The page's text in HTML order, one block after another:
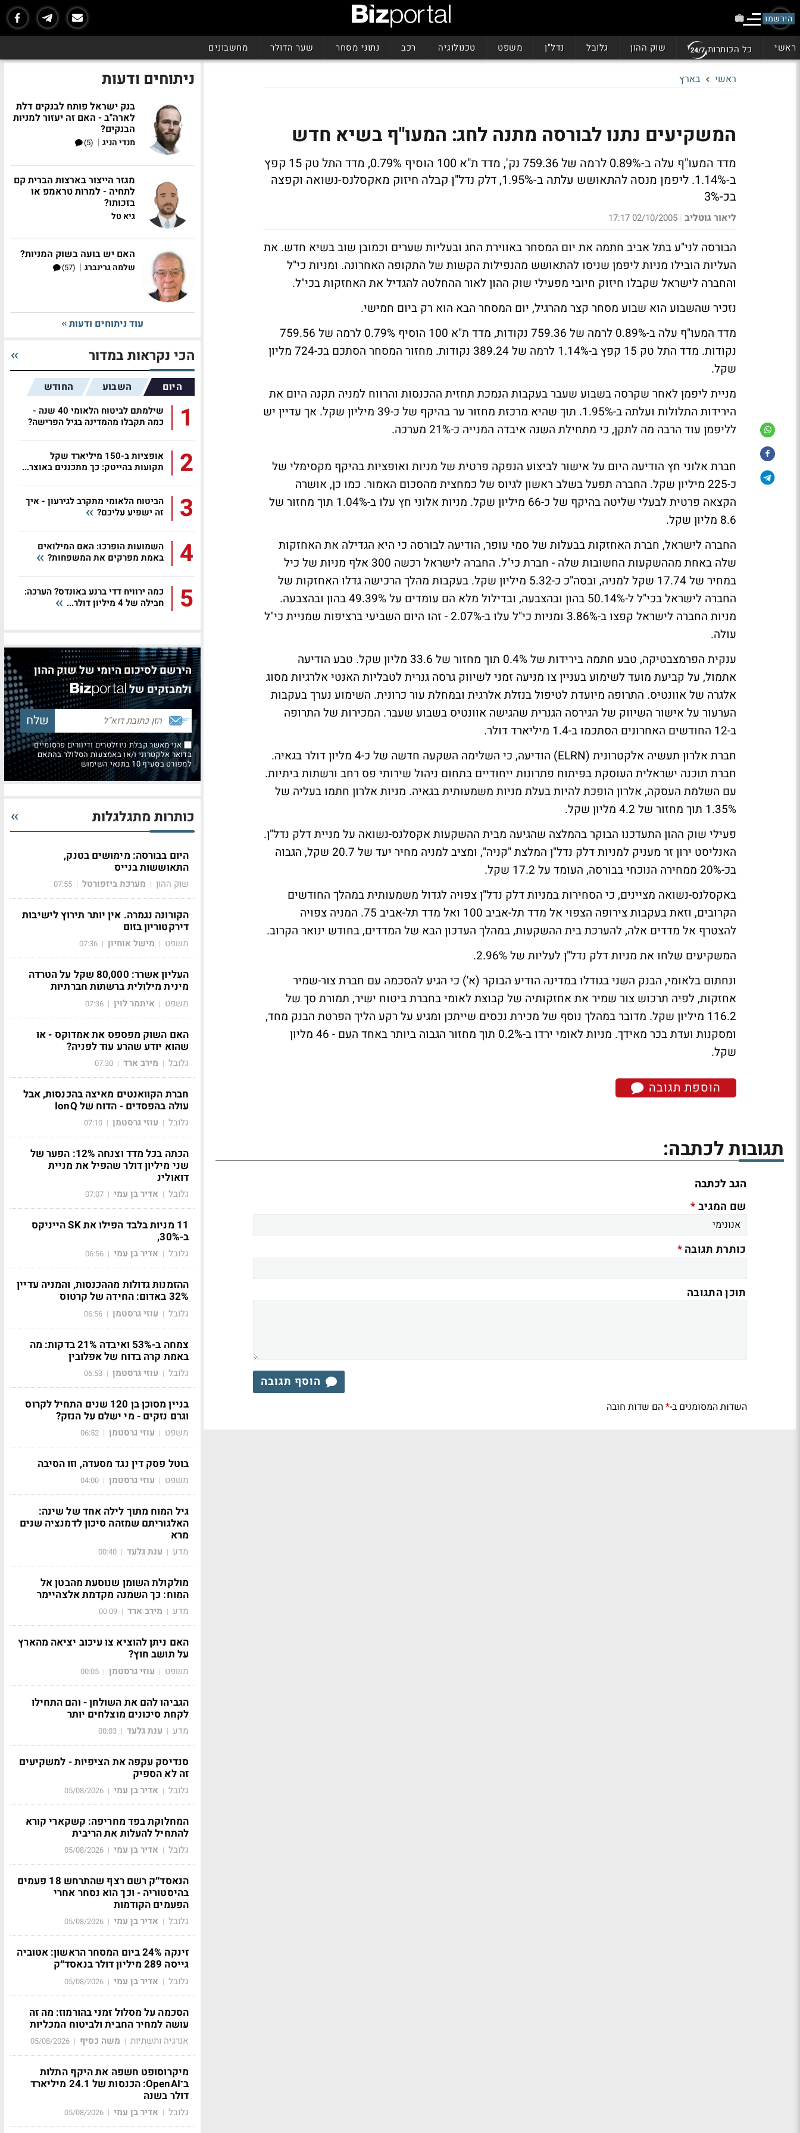
הירשמו
ראשי כל הכותרות שוק ההון גלובל נדל"ן משפט טכנולוגיה רכב נתוני מסחר שער הדולר מחשבונים
ראשי בארץ
המשקיעים נתנו לבורסה מתנה לחג: המעו"ף בשיא חדש
מדד המעו"ף עלה ב-0.89% לרמה של 759.36 נק', מדד ת"א 100 הוסיף 0.79%, מדד התל טק 15 קפץ
ב-1.14%. ליפמן מנסה להתאושש עלתה ב-1.95%, דלק נדל"ן קבלה חיזוק מאקסלנס-נשואה וקפצה
בכ-3%
ליאור גוטליב |
02/10/2005 17:17
הבורסה לני"ע בתל אביב חתמה את יום המסחר באווירת החג ובעליות שערים וכמובן שוב בשיא חדש. את
העליות הובילו מניות ליפמן שניסו להתאושש מהנפילות הקשות של התקופה האחרונה. ומניות כי"ל
והחברה לישראל שקבלו חיזוק חיובי מפעילי שוק ההון לאור ההחלטה להגדיל את האחזקות בכי"ל.
נזכיר שהשבוע הוא שבוע מסחר קצר מהרגיל, יום המסחר הבא הוא רק ביום חמישי.
מדד המעו"ף עלה ב-0.89% לרמה של 759.36 נקודות, מדד ת"א 100 הוסיף 0.79% לרמה של 759.56
נקודות. מדד התל טק 15 קפץ ב-1.14% לרמה של 389.24 נקודות. מחזור המסחר הסתכם בכ-724 מליון
שקל.
מניית ליפמן לאחר שקרסה בשבוע שעבר בעקבות הנמכת תחזית ההכנסות והרווח למניה תקנה היום את
הירידות התלולות ועלתה ב-1.95%. תוך שהיא מרכזת מחזור ער בהיקף של כ-39 מיליון שקל. אך עדיין יש
לליפמן עוד הרבה מה לתקן, כי מתחילת השנה איבדה המנייה כ-21% מערכה.
חברת אלוני חץ הודיעה היום על אישור לביצוע הנפקה פרטית של מניות ואופציות בהיקף מקסימלי של
כ-225 מיליון שקל. החברה תפעל בשלב ראשון לגיוס של כמחצית מהסכום האמור. כמו כן, אושרה
הקצאה פרטית לבעלי שליטה בהיקף של כ-66 מיליון שקל. מניות אלוני חץ עלו ב-1.04% תוך מחזור של
8.6 מליון שקל.
החברה לישראל, חברת האחזקות בבעלות של סמי עופר, הודיעה לבורסה כי היא הגדילה את האחזקות
שלה באחת מההשקעות החשובות שלה - חברת כי"ל. החברה לישראל רכשה 300 אלף מניות של כיל
במחיר של 17.74 שקל למניה, ובסה"כ כ-5.32 מיליון שקל. בעקבות מהלך הרכישה גדלו האחזקות של
החברה לישראל בכי"ל ל-50.14% בהון ובהצבעה, ובדילול מלא הם עומדים על 49.39% בהון ובהצבעה.
מניות החברה לישראל קפצו ב-3.86% ומניות כי"ל עלו ב-2.07% - זהו היום השביעי ברציפות שמניית כי"ל
עולה.
ענקית הפרמצבטיקה, טבע חתמה בירידות של 0.4% תוך מחזור של 33.6 מליון שקל. טבע הודיעה
אתמול, על קביעת מועד לשימוע בעניין צו מניעה זמני לשיווק גרסה גנרית לטבליות האנטי אלרגיות מסוג
אלגרה של אוונטיס. התרופה מיועדת לטיפול בנזלת אלרגית ובמחלת עור כרונית. השימוע נערך בעקבות
הערעור על אישור השיווק של הגירסה הגנרית שהגישה אוונטיס בשבוע שעבר. המכירות של התרופה
ב-12 החודשים האחרונים הסתכמו ב-1.4 מיליארד דולר.
חברת אלרון תעשיה אלקטרונית (ELRN) הודיעה, כי השלימה השקעה חדשה של כ-4 מליון דולר בגאיה.
חברת תוכנה ישראלית העוסקת בפיתוח פתרונות ייחודיים בתחום ניהול שירותי פס רחב ורשתות ביתיות.
עם השלמת העסקה, אלרון הופכת להיות בעלת מניות משמעותית בגאיה. מניות אלרון חתמו בעליה של
1.35% תוך מחזור של 4.2 מליון שקל.
פעילי שוק ההון התעדכנו הבוקר בהמלצה שהגיעה מבית ההשקעות אקסלנס-נשואה על מניית דלק נדל"ן.
האנליסט ירון זר מעניק למניות דלק נדל"ן המלצת "קניה", ומציב למניה מחיר יעד של 20.7 שקל, הגבוה
בכ-20% ממחירה הנוכחי בבורסה, העומד על 17.2 שקל.
באקסלנס-נשואה מציינים, כי הסחירות במניות דלק נדל"ן צפויה לגדול משמעותית במהלך החודשים
הקרובים, וזאת בעקבות צירופה הצפוי אל מדד תל-אביב 100 ואל מדד תל-אביב 75. המניה צפויה
להצטרף אל מדדים אלה, להערכת בית ההשקעות, במהלך העדכון הבא של המדדים, בחודש ינואר הקרוב.
המשקיעים שלחו את מניות דלק נדל"ן לעליות של 2.96%.
ונחתום בלאומי, הבנק השני בגודלו במדינה הודיע הבוקר (א') כי הגיע להסכמה עם חברת צור-שמיר
אחזקות, לפיה תרכוש צור שמיר את אחזקותיה של קבוצת לאומי בחברת ביטוח ישיר, תמורת סך של
116.2 מיליון שקל. מדובר במהלך נוסף של מכירת נכסים שייתכן ומגיע על רקע הליך הפרטת הבנק מחד,
ומסקנות ועדת בכר מאידך. מניות לאומי ירדו ב-0.2% תוך מחזור הגבוה ביותר באחד העם - 46 מליון
שקל.
הוספת תגובה
תגובות לכתבה:
הגב לכתבה
שם המגיב*
כותרת תגובה*
תוכן התגובה
הוסף תגובה
השדות המסומנים ב-*הם שדות חובה
ניתוחים ודעות
בנק ישראל פותח לבנקים דלת
לארה"ב - האם זה יעזור למניות
הבנקים?
מנדי הניג |
(5)
מגזר הייצור בארצות הברית קם
לתחיה - למרות טראמפ או
בזכותו?
גיא טל
האם יש בועה בשוק המניות?
שלמה גרינברג |
(57)
עוד ניתוחים ודעות
הכי נקראות במדור
היום השבוע החודש
1
שילמתם לביטוח הלאומי 40 שנה -
כמה תקבלו מהמדינה בגיל הפרישה?
2
אופציות ב-150 מיליארד שקל
תקועות בהייטק: כך מתכננים באוצר...
3
הביטוח הלאומי מתקרב לגירעון - איך
זה ישפיע עליכם?
4
השמועות הופרכו: האם המילואים
באמת מפרקים את המשפחות?
5
כמה ירוויח דדי ברנע באונדס? הערכה:
חבילה של 4 מיליון דולר...
הירשם לסיכום היומי של שוק ההון
ולמבזקים של
אני מאשר קבלת ניוזלטרים ודיוורים פרסומיים
בדואר אלקטרוני ו/או באמצעות הסלולר בהתאם
למפורט בסעיף 10 בתנאי השימוש
כותרות מתגלגלות
היום בבורסה: מימושים בטנק,
התאוששות בנייס
שוק ההון | מערכת ביזפורטל |
07:55
הקורונה נגמרה. אין יותר תירוץ לישיבות
דירקטוריון בזום
משפט | מישל אוחיון |
07:36
העליון אשרר: 80,000 שקל על הטרדה
מינית מילולית ברשתות חברתיות
משפט | איתמר לוין |
07:36
האם השוק מפספס את אמדוקס - או
שהוא יודע שהרע עוד לפניה?
גלובל | מירב ארד |
07:30
חברת הקוואנטים מאיצה בהכנסות, אבל
עולה בהפסדים - הדוח של IonQ
גלובל | עוזי גרסטמן |
07:10
הכתה בכל מדד וצנחה 12%: הפער של
שני מיליון דולר שהפיל את מניית
דואולינ
גלובל | אדיר בן עמי |
07:07
11 מניות בלבד הפילו את SK הייניקס
ב-30%,
גלובל | אדיר בן עמי |
06:56
ההזמנות גדולות מההכנסות, והמניה עדיין
32% באדום: החידה של קרטוס
גלובל | עוזי גרסטמן |
06:56
צמחה ב-53% ואיבדה 21% בדקות: מה
באמת קרה בדוח של אפלובין
גלובל | עוזי גרסטמן |
06:53
בניין מסוכן בן 120 שנים התחיל לקרוס
וגרם נזקים - מי ישלם על הנזק?
משפט | עוזי גרסטמן |
06:52
בוטל פסק דין נגד מסעדה, וזו הסיבה
משפט | עוזי גרסטמן |
04:00
גיל המוח מתוך לילה אחד של שינה:
האלגוריתם שמזהה סיכון לדמנציה שנים
מרא
מדע | ענת גלעד |
00:40
מולקולת השומן שנוסעת מהבטן אל
המוח: כך השמנה מקדמת אלצהיימר
מדע | מירב ארד |
00:09
האם ניתן להוציא צו עיכוב יציאה מהארץ
על תושב חוץ?
משפט | עוזי גרסטמן |
00:05
הגביהו להם את השולחן - והם התחילו
לקחת סיכונים מוצלחים יותר
מדע | ענת גלעד |
00:03
סנדיסק עקפה את הציפיות - למשקיעים
זה לא הספיק
גלובל | אדיר בן עמי |
05/08/2026
המחלוקת בפד מחריפה: קשקארי קורא
להתחיל להעלות את הריבית
גלובל | אדיר בן עמי |
05/08/2026
הנאסד״ק רשם רצף שהתרחש 18 פעמים
בהיסטוריה - וכך הוא נסחר אחרי
הפעמים הקודמות
גלובל | אדיר בן עמי |
05/08/2026
זינקה 24% ביום המסחר הראשון: אטוביה
גייסה 289 מיליון דולר בנאסד״ק
גלובל | אדיר בן עמי |
05/08/2026
הסכמה על מסלול זמני בהורמוז: מה זה
עושה למחיר החבית ולביטוח המכליות
אנרגיה ותשתיות | משה כסיף |
05/08/2026
מיקרוסופט חשפה את היקף התלות
ב־OpenAI: הכנסות של 24.1 מיליארד
דולר בשנה
גלובל | אדיר בן עמי |
05/08/2026